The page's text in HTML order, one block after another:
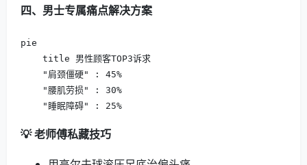
四、男士专属痛点解决方案
pie
    title 男性顾客TOP3诉求
    "肩颈僵硬" : 45%
    "腰肌劳损" : 30%
    "睡眠障碍" : 25%
💡 老师傅私藏技巧